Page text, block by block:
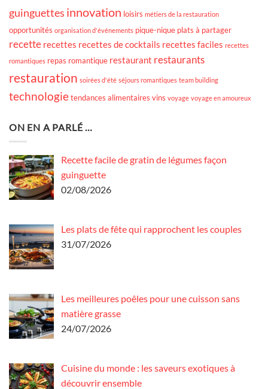
guinguettes innovation loisirs métiers de la restauration
opportunités organisation d'événements pique-nique plats à partager
recette recettes recettes de cocktails recettes faciles recettes
romantiques repas romantique restaurant restaurants
restauration soirées d'été séjours romantiques team building
technologietendances alimentaires vins voyage voyage en amoureux
ON EN A PARLÉ …
Recette facile de gratin de légumes façon
guinguette
02/08/2026
Les plats de fête qui rapprochent les couples
31/07/2026
Les meilleures poêles pour une cuisson sans
matière grasse
24/07/2026
Cuisine du monde : les saveurs exotiques à
découvrir ensemble